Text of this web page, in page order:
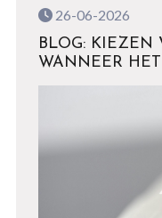
26-06-2026
BLOG: KIEZEN
WANNEER